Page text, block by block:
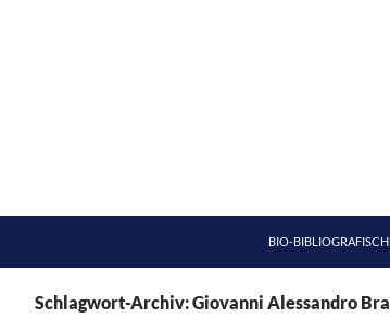
BIO-
Schlagwort-Archiv: Giovanni Alessandro